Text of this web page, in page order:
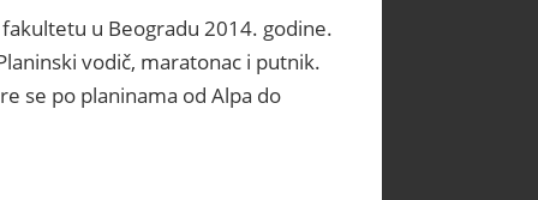
u Beogradu 2014. godine.
vodič, maratonac i putnik.
se po planinama od Alpa do